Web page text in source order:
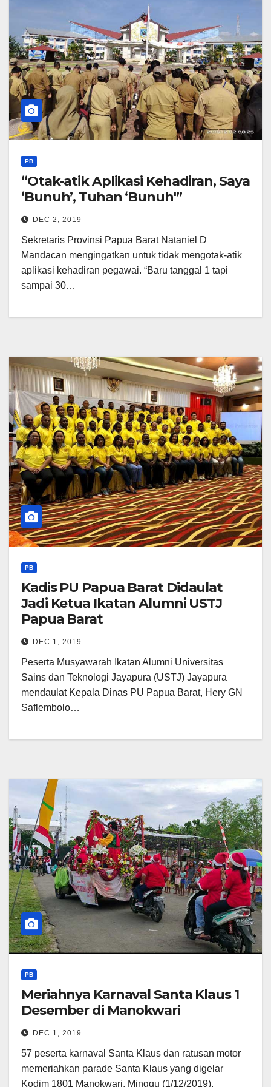
PB
“Otak-atik Aplikasi Kehadiran, Saya
‘Bunuh’, Tuhan ‘Bunuh'”
DEC 2, 2019
Sekretaris Provinsi Papua Barat Nataniel D
Mandacan mengingatkan untuk tidak mengotak-atik
aplikasi kehadiran pegawai. “Baru tanggal 1 tapi
sampai 30…
PB
Kadis PU Papua Barat Didaulat
Jadi Ketua Ikatan Alumni USTJ
Papua Barat
DEC 1, 2019
Peserta Musyawarah Ikatan Alumni Universitas
Sains dan Teknologi Jayapura (USTJ) Jayapura
mendaulat Kepala Dinas PU Papua Barat, Hery GN
Saflembolo…
PB
Meriahnya Karnaval Santa Klaus 1
Desember di Manokwari
DEC 1, 2019
57 peserta karnaval Santa Klaus dan ratusan motor
memeriahkan parade Santa Klaus yang digelar
Kodim 1801 Manokwari, Minggu (1/12/2019).